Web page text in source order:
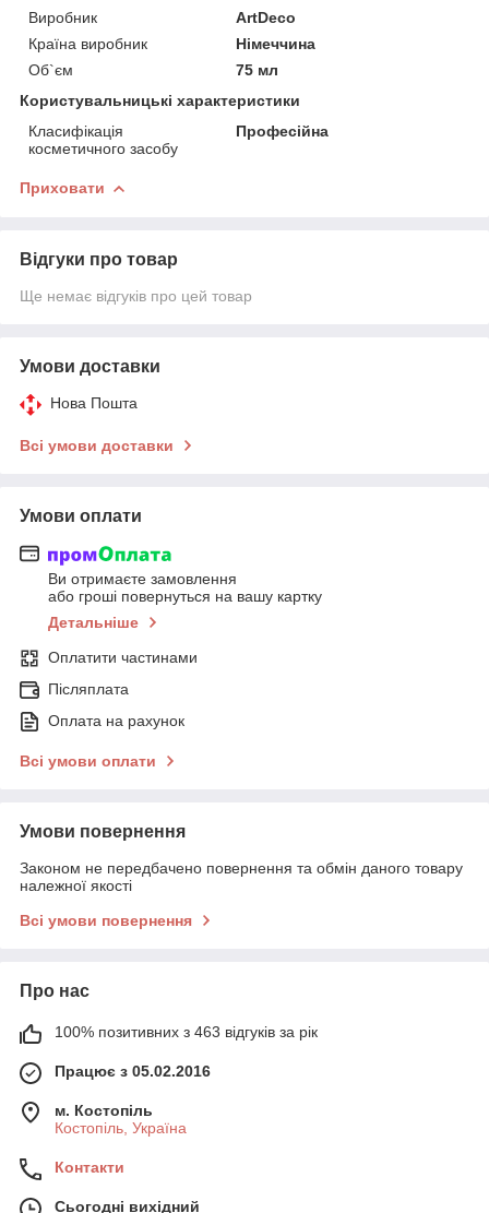
Виробник
ArtDeco
Країна виробник
Німеччина
Об`єм
75 мл
Користувальницькі характеристики
Класифікація
косметичного засобу
Професійна
Приховати
Відгуки про товар
Ще немає відгуків про цей товар
Умови доставки
Нова Пошта
Всі умови доставки
Умови оплати
Ви отримаєте замовлення
або гроші повернуться на вашу картку
Детальніше
Оплатити частинами
Післяплата
Оплата на рахунок
Всі умови оплати
Умови повернення
Законом не передбачено повернення та обмін даного товару
належної якості
Всі умови повернення
Про нас
100% позитивних з 463 відгуків за рік
Працює з 05.02.2016
м. Костопіль
Костопіль, Україна
Контакти
Сьогодні вихідний